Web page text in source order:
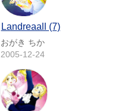
Landreaall (7)
おがき ちか
2005-12-24